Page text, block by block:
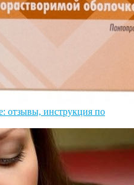
отзывы, инструкция по